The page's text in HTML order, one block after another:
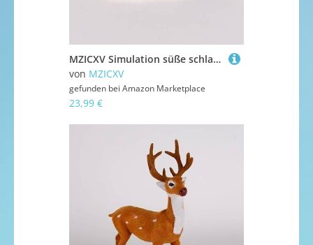
MZICXV Simulation süße schlafende Katze Plüschtier Tier Heimtextilien Begleiter Geschenk(White)
von MZICXV
gefunden bei Amazon Marketplace
23,99 €